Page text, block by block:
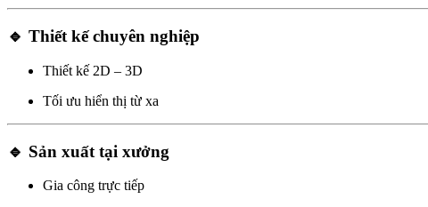
🔹 Thiết kế chuyên nghiệp
Thiết kế 2D – 3D
Tối ưu hiển thị từ xa
🔹 Sản xuất tại xưởng
Gia công trực tiếp